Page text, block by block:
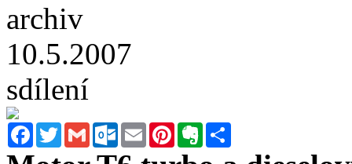
archiv
10.5.2007
sdílení
FacebookTwitterGmail Outlook.com
Email PinterestEvernote